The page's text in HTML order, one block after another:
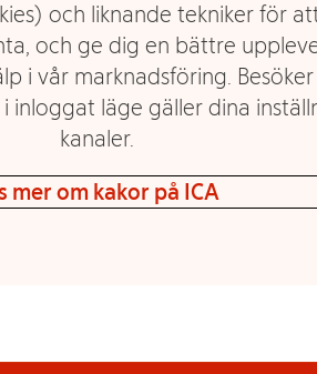
och liknande tekniker för
och ge dig en bättre
i vår marknadsföring.
inloggat läge gäller dina
kanaler.
mer om kakor på ICA